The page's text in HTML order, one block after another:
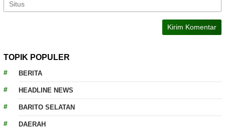
TOPIK POPULER
BERITA
HEADLINE NEWS
BARITO SELATAN
DAERAH